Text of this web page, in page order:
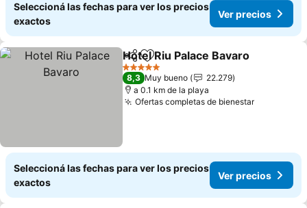
Seleccioná las fechas para ver los precios
exactos
Ver precios
CompartirAñadir a favoritos
Hotel Riu Palace Bavaro
5 Estrellas
8,3 Muy bueno
22.279
a 0.1 km de la playa
Ofertas completas de bienestarVer
Seleccioná las fechas para ver los precios
exactos
Ver precios